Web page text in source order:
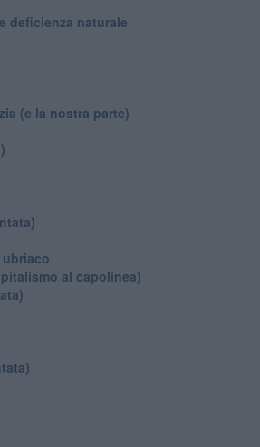
deficienza naturale
(e la nostra parte)
al capolinea)